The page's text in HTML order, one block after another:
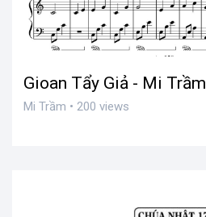
Gioan Tẩy Giả - Mi Trầm
Mi Trầm • 200 views